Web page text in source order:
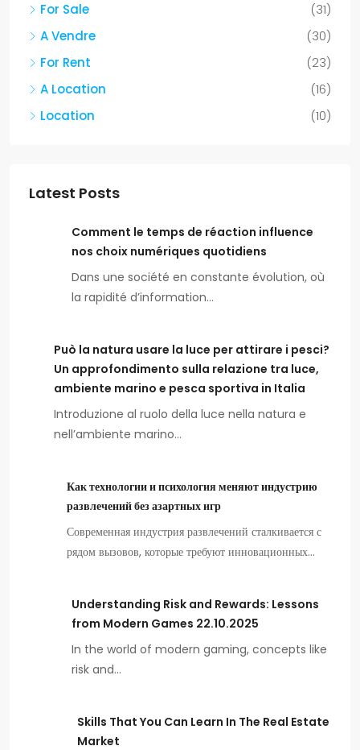
For Sale
(31)
A Vendre
(30)
For Rent
(23)
A Location
(16)
Location
(10)
Latest Posts
Comment le temps de réaction influence
nos choix numériques quotidiens
Dans une société en constante évolution, où
la rapidité d’information…
Può la natura usare la luce per attirare i pesci?
Un approfondimento sulla relazione tra luce,
ambiente marino e pesca sportiva in Italia
Introduzione al ruolo della luce nella natura e
nell’ambiente marino…
Как технологии и психология меняют индустрию
развлечений без азартных игр
Современная индустрия развлечений сталкивается с
рядом вызовов, которые требуют инновационных…
Understanding Risk and Rewards: Lessons
from Modern Games 22.10.2025
In the world of modern gaming, concepts like
risk and…
Skills That You Can Learn In The Real Estate
Market